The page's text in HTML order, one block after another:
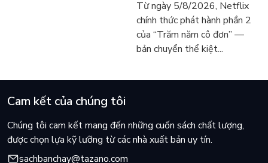
người tìm đọc lại García
Márquez
Từ ngày 5/8/2026, Netflix
chính thức phát hành phần 2
của “Trăm năm cô đơn” —
bản chuyển thể kiệt...
Cam kết của chúng tôi
Chúng tôi cam kết mang đến những cuốn sách chất lượng,
được chọn lựa kỹ lưỡng từ các nhà xuất bản uy tín.
sachbanchay@tazano.com